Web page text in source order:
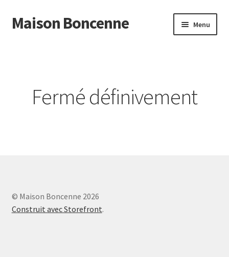
Aller
à
Aller
au
Maison Boncenne Menu
Fermé définivement
© Maison Boncenne 2026
Construit avec Storefront.